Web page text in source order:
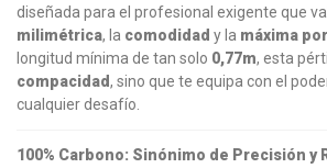
diseñada para el profesional exigente que
milimétrica, la comodidad y la máxima
longitud mínima de tan solo 0,77m, esta
compacidad, sino que te equipa con el
cualquier desafío.
100% Carbono: Sinónimo de Precisión y